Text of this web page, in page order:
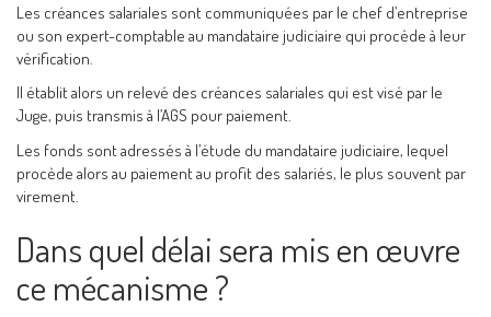
Les créances salariales sont communiquées par le chef d’entreprise
ou son expert-comptable au mandataire judiciaire qui procède à leur
vérification.
Il établit alors un relevé des créances salariales qui est visé par le
Juge, puis transmis à l’AGS pour paiement.
Les fonds sont adressés à l’étude du mandataire judiciaire, lequel
procède alors au paiement au profit des salariés, le plus souvent par
virement.
Dans quel délai sera mis en œuvre
ce mécanisme ?